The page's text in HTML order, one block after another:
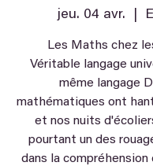
jeu. 04 avr.
Les Maths chez
Véritable langage
même langage
mathématiques ont
et nos nuits
pourtant un des
dans la compréhension